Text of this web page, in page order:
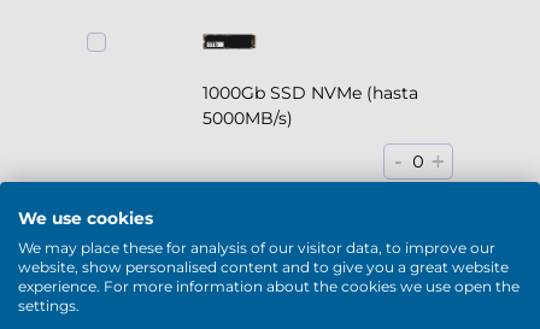
1000Gb SSD NVMe (hasta
5000MB/s)
- 0 +
We use cookies
We may place these for analysis of our visitor data, to improve our
website, show personalised content and to give you a great website
experience. For more information about the cookies we use open the
settings.